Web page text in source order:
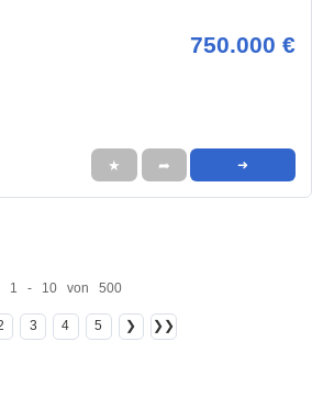
750.000 €
★ ➦ ➜
1 - 10 von 500
3 4 5 ❯ ❯❯